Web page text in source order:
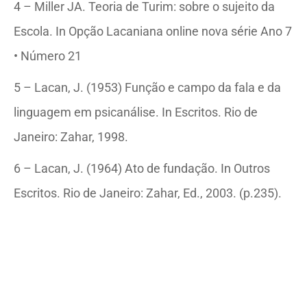
4 – Miller JA. Teoria de Turim: sobre o sujeito da
Escola. In Opção Lacaniana online nova série Ano 7
• Número 21
5 – Lacan, J. (1953) Função e campo da fala e da
linguagem em psicanálise. In Escritos. Rio de
Janeiro: Zahar, 1998.
6 – Lacan, J. (1964) Ato de fundação. In Outros
Escritos. Rio de Janeiro: Zahar, Ed., 2003. (p.235).